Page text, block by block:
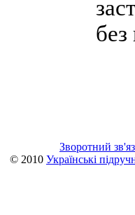
Зворотний
© 2010 Українські